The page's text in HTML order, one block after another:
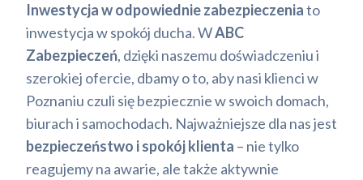
Inwestycja w odpowiednie zabezpieczeniato
inwestycja w spokój ducha. WABC
Zabezpieczeń, dzięki naszemu doświadczeniu i
szerokiej ofercie, dbamy o to, aby nasi klienci w
Poznaniu czuli się bezpiecznie w swoich domach,
biurach i samochodach. Najważniejsze dla nas jest
bezpieczeństwo i spokój klienta – nie tylko
reagujemy na awarie, ale także aktywnie